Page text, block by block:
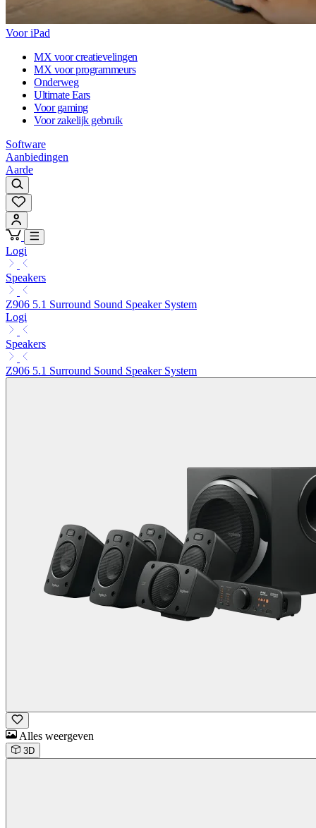
Voor iPad
MX voor creatievelingen
MX voor programmeurs
Onderweg
Ultimate Ears
Voor gaming
Voor zakelijk gebruik
Software
Aanbiedingen
Aarde
Logi
Speakers
Z906 5.1 Surround Sound Speaker System
Logi
Speakers
Z906 5.1 Surround Sound Speaker System
Alles weergeven
3D